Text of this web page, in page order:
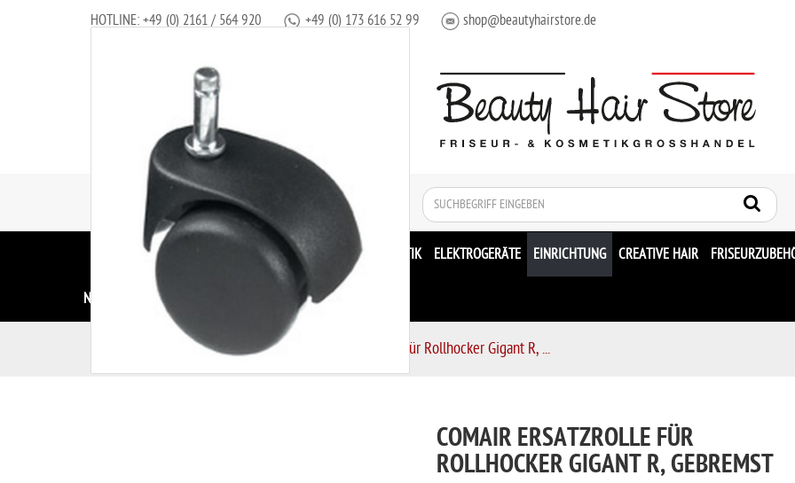
HOTLINE: +49 (0) 2161 / 564 920 +49 (0) 173 616 52 99 shop@beautyhairstore.de
Suchen
ALLE MARKEN FARBE HAARSTYLING KOSMETIK ELEKTROGERÄTE EINRICHTUNG CREATIVE HAIR
NAHRUNGSERGÄNZUNG
t
Einrichtung Hocker Comair Ersatzrolle für Rollhocker Gigant R, ...
COMAIR ERSATZROLLE FÜR
ROLLHOCKER GIGANT R, GEBREMST